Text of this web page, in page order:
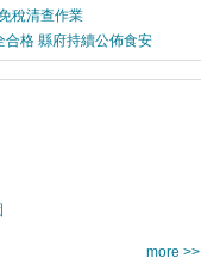
稅清查作業
合格 縣府持續公佈食安
more >>